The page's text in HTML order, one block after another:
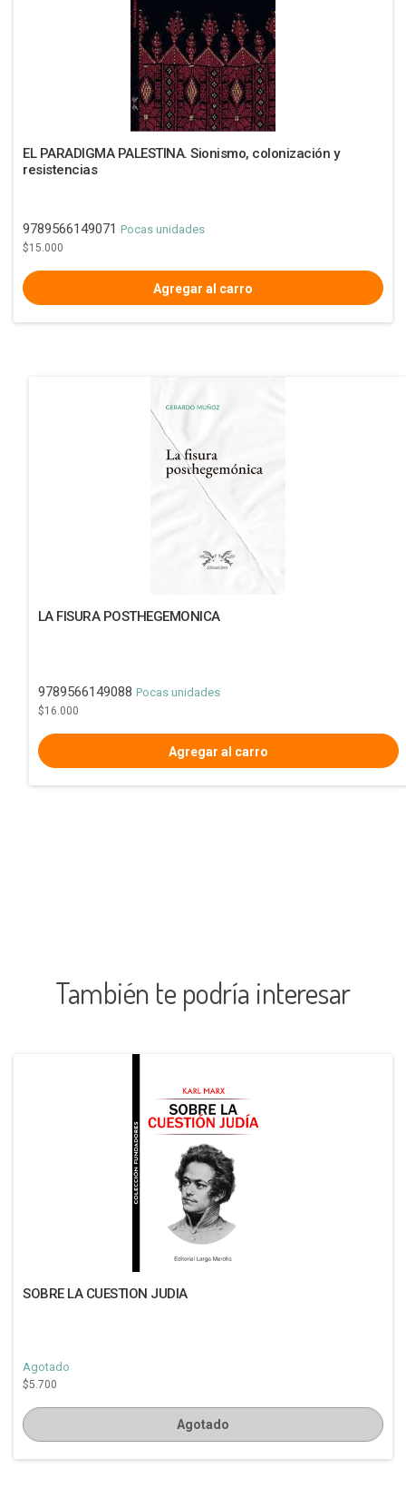
EL PARADIGMA PALESTINA. Sionismo, colonización y
resistencias
9789566149071 Pocas unidades
$15.000
LA FISURA POSTHEGEMONICA
9789566149088 Pocas unidades
$16.000
También te podría interesar
SOBRE LA CUESTION JUDIA
Agotado
$5.700
Agotado